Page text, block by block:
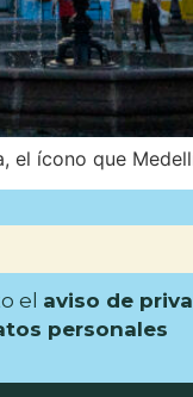
el ícono que
el aviso de
personales